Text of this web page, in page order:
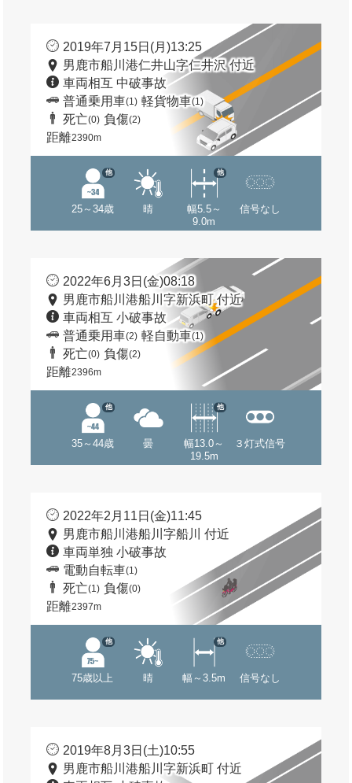
2019年7月15日(月)13:25
男鹿市船川港仁井山字仁井沢 付近
車両相互 中破事故
普通乗用車(1) 軽貨物車(1)
死亡(0) 負傷(2)
距離2390m
25～34歳
他
晴
幅5.5～
9.0m
他
信号なし
2022年6月3日(金)08:18
男鹿市船川港船川字新浜町 付近
車両相互 小破事故
普通乗用車(2) 軽自動車(1)
死亡(0) 負傷(2)
距離2396m
35～44歳
他
曇
幅13.0～
19.5m
他
３灯式信号
2022年2月11日(金)11:45
男鹿市船川港船川字船川 付近
車両単独 小破事故
電動自転車(1)
死亡(1) 負傷(0)
距離2397m
75歳以上
他
晴 幅～3.5m
他
信号なし
2019年8月3日(土)10:55
男鹿市船川港船川字新浜町 付近